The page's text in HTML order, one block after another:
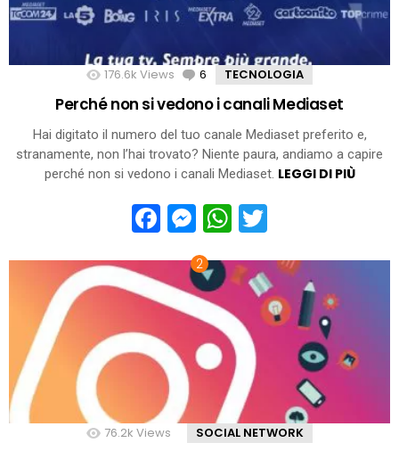
176.6k Views 6 Comments
TECNOLOGIA
Perché non si vedono i canali Mediaset
Hai digitato il numero del tuo canale Mediaset preferito e,
stranamente, non l’hai trovato? Niente paura, andiamo a capire
perché non si vedono i canali Mediaset. LEGGI DI PIÙ
Facebook
Messenger
WhatsApp
76.2k Views SOCIAL NETWORK